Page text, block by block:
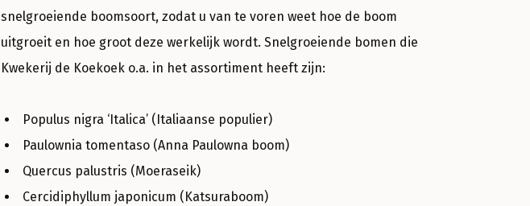
snelgroeiende boomsoort, zodat u van te voren weet hoe de boom
uitgroeit en hoe groot deze werkelijk wordt. Snelgroeiende bomen die
Kwekerij de Koekoek o.a. in het assortiment heeft zijn:
Populus nigra ‘Italica’ (Italiaanse populier)
Paulownia tomentaso (Anna Paulowna boom)
Quercus palustris (Moeraseik)
Cercidiphyllum japonicum (Katsuraboom)